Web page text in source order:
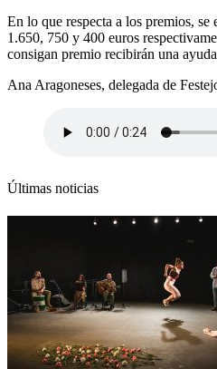
En lo que respecta a los premios, se
1.650, 750 y 400 euros
consigan premio recibirán una
Ana Aragoneses, delegada de
Últimas noticias